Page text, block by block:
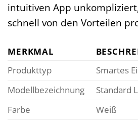
intuitiven App
schnell von den Vorteilen
MERKMAL
Produkttyp
Smartes
Modellbezeichnung
Standard
Farbe
Weiß